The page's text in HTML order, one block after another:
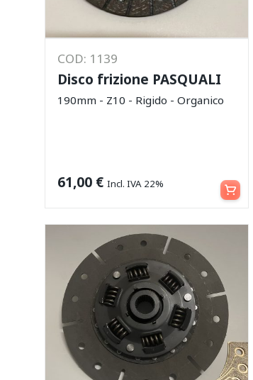
COD: 1139
Disco frizione PASQUALI
190mm - Z10 - Rigido - Organico
61,00 € Incl. IVA 22% Aggiungi al carrello